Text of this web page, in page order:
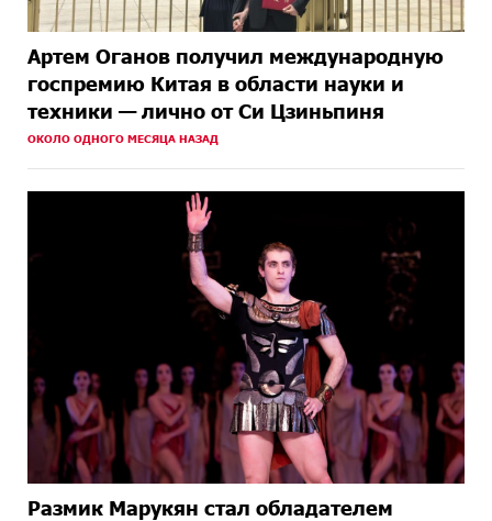
Артем Оганов получил международную
госпремию Китая в области науки и
техники — лично от Си Цзиньпиня
ОКОЛО ОДНОГО МЕСЯЦА НАЗАД
Размик Марукян стал обладателем